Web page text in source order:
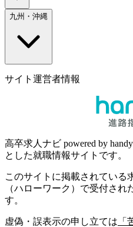
九州・沖縄
サイト運営者情報
高卒求人ナビ powered by
とした就職情報サイトです。
このサイトに掲載されている
（ハローワーク）で受付され
す。
虚偽・誤表示の申し立ては 「